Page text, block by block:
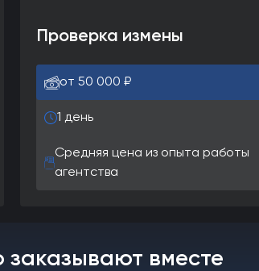
Проверка измены
от 50 000 ₽
1 день
Средняя цена из опыта работы
агентства
заказывают вместе